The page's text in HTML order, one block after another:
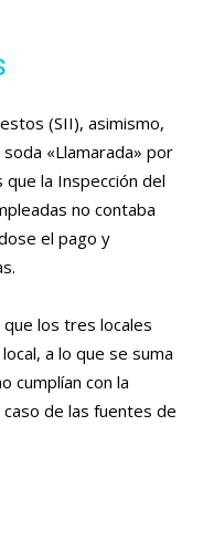
(SII), asimismo,
«Llamarada» por
la Inspección del
no contaba
el pago y
los tres locales
a lo que se suma
cumplían con la
de las fuentes de